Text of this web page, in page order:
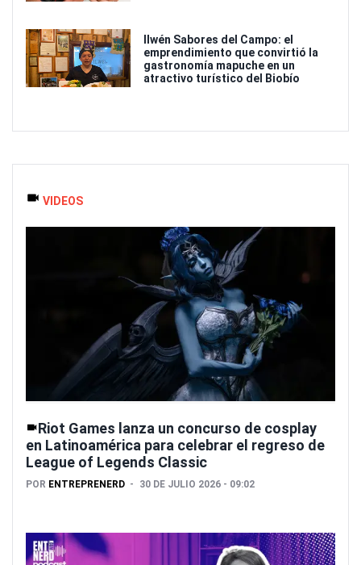
Ilwén Sabores del Campo: el
emprendimiento que convirtió la
gastronomía mapuche en un
atractivo turístico del Biobío
VIDEOS
Riot Games lanza un concurso de cosplay
en Latinoamérica para celebrar el regreso de
League of Legends Classic
POR ENTREPRENERD 30 DE JULIO 2026 - 09:02